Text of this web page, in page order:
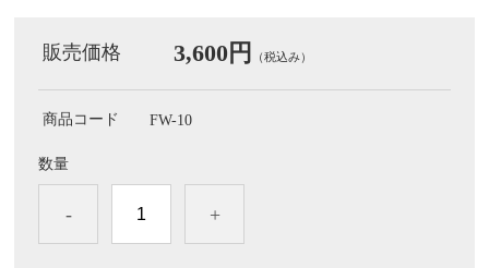
販売価格 3,600円 （税込み）
商品コード FW-10
数量
- +